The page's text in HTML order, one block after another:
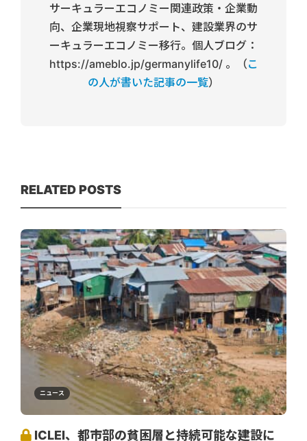
サーキュラーエコノミー関連政策・企業動
向、企業現地視察サポート、建設業界のサ
ーキュラーエコノミー移行。個人ブログ：
https://ameblo.jp/germanylife10/ 。（こ
の人が書いた記事の一覧）
RELATED POSTS
ニュース
ICLEI、都市部の貧困層と持続可能な建設に